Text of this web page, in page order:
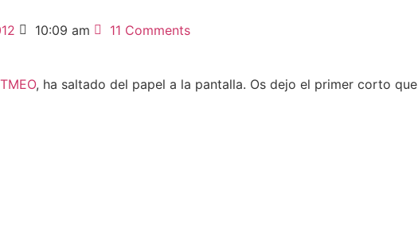
10:09 am 11 Comments
TMEO, ha saltado del papel a la pantalla. Os dejo el primer corto que